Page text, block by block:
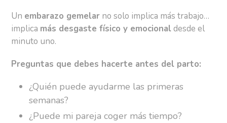
Un embarazo gemelar no solo implica más trabajo…
implica más desgaste físico y emocionaldesde el
minuto uno.
Preguntas que debes hacerte antes del parto:
¿Quién puede ayudarme las primeras
semanas?
¿Puede mi pareja coger más tiempo?